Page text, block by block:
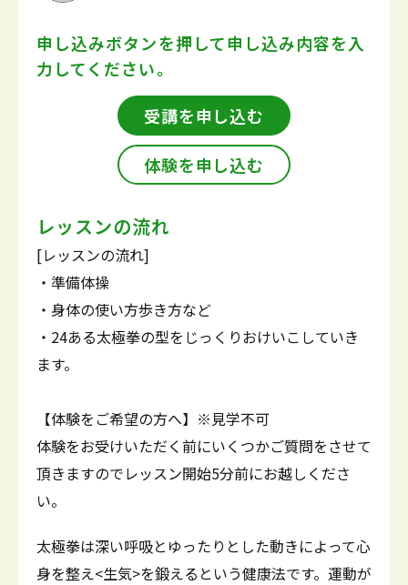
申し込みボタンを押して申し込み内容を入
力してください。
受講を申し込む
体験を申し込む
レッスンの流れ
[レッスンの流れ]
・準備体操
・身体の使い方歩き方など
・24ある太極拳の型をじっくりおけいこしていき
ます。
【体験をご希望の方へ】※見学不可
体験をお受けいただく前にいくつかご質問をさせて
頂きますのでレッスン開始5分前にお越しくださ
い。
太極拳は深い呼吸とゆったりとした動きによって心
身を整え<生気>を鍛えるという健康法です。運動が